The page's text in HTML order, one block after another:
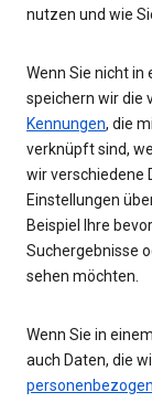
nutzen und wie
Wenn Sie nicht in
speichern wir die
Kennungen, die
verknüpft sind,
wir verschiedene
Einstellungen
Beispiel Ihre
Suchergebnisse
sehen möchten.
Wenn Sie in
auch Daten, die